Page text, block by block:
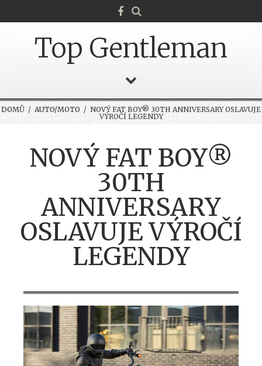
Top Gentleman
DOMŮ / AUTO/MOTO / NOVÝ FAT BOY® 30TH ANNIVERSARY OSLAVUJE
VÝROČÍ LEGENDY
NOVÝ FAT BOY®
30TH
ANNIVERSARY
OSLAVUJE VÝROČÍ
LEGENDY